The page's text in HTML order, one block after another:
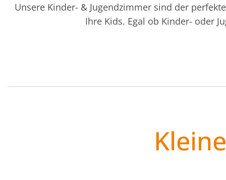
Unsere Kinder- & Jugendzimmer sind der
Ihre Kids. Egal ob Kinder- oder